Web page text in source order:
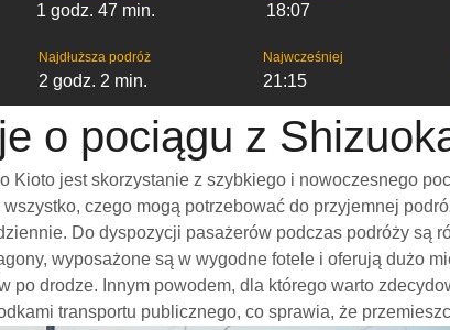
1 godz. 47 min. 18:07
Najdłuższa podróż
2 godz. 2 min.
Najwcześniej
21:15
o pociągu z
Kioto jest skorzystanie z szybkiego i nowoczesnego
czego mogą potrzebować do przyjemnej
Do dyspozycji pasażerów podczas podróży są
wyposażone są w wygodne fotele i oferują dużo
drodze. Innym powodem, dla którego warto
transportu publicznego, co sprawia, że